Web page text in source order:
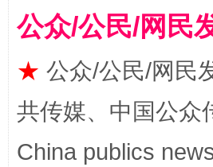
阿坝州三大球赛在茂县开幕
公众/公民/网民
★ 公众/公民/网民
共传媒、中国公众
China publics